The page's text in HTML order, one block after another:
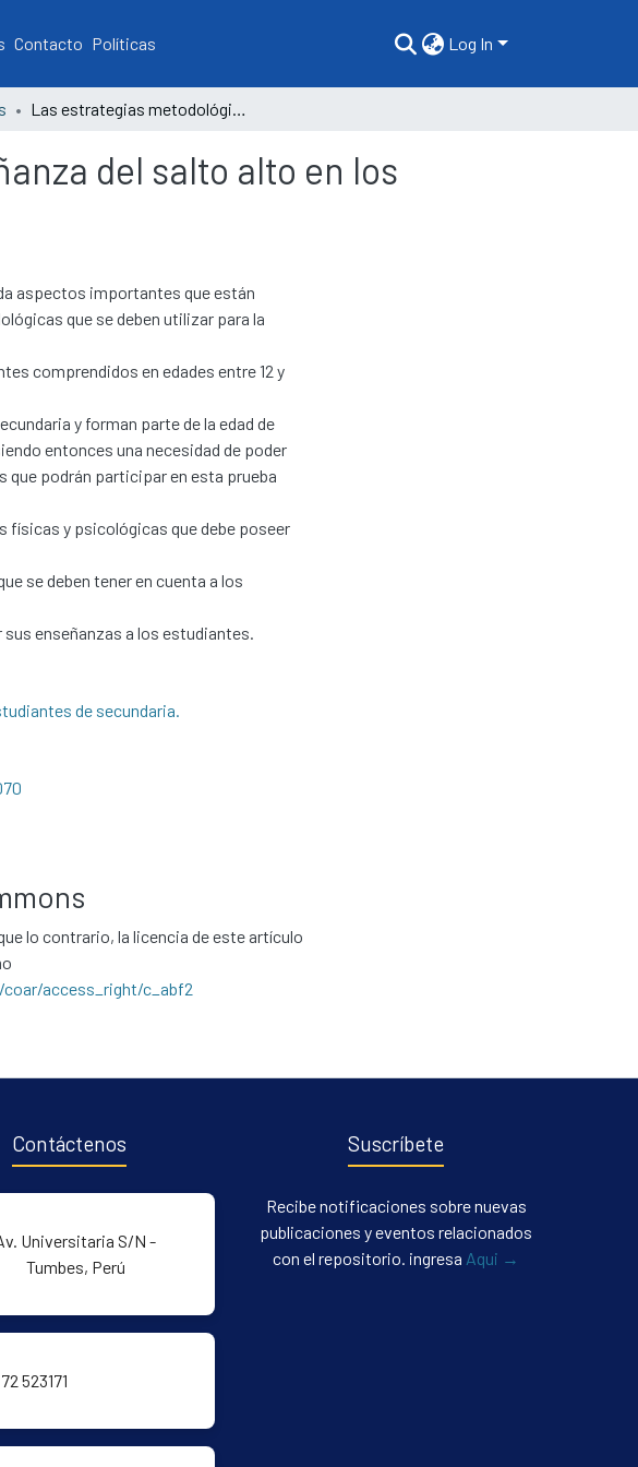
Contacto Políticas Log In
Las estrategias metodológicas para la enseñanza del salto alto en los estudiantes de secundaria
del salto alto en los
aspectos importantes que están
que se deben utilizar para la
comprendidos en edades entre 12 y
y forman parte de la edad de
entonces una necesidad de poder
podrán participar en esta prueba
físicas y psicológicas que debe poseer
se deben tener en cuenta a los
enseñanzas a los estudiantes.
de secundaria.
lo contrario, la licencia de este artículo
access_right/c_abf2
Contáctenos
Universitaria S/N -
Tumbes, Perú
523171
Suscríbete
Recibe notificaciones sobre nuevas
publicaciones y eventos relacionados
con el repositorio. ingresa Aqui →